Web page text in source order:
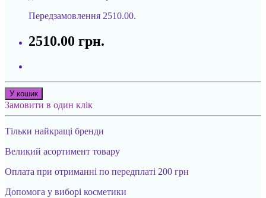
Передзамовлення 2510.00.
2510.00 грн.
У кошик
Замовити в один клік
Тільки найкращі бренди
Великий асортимент товару
Оплата при отриманні по передплаті 200 грн
Допомога у виборі косметики